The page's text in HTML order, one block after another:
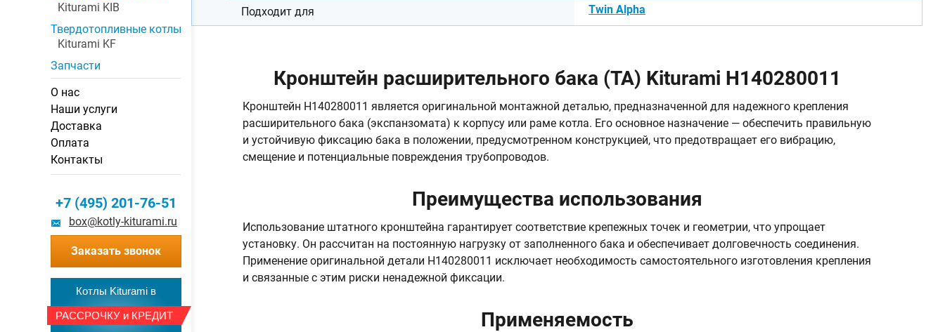
Подходит для Twin Alpha
Кронштейн расширительного бака (TA) Kiturami H140280011
Кронштейн H140280011 является оригинальной монтажной деталью, предназначенной для надежного крепления
расширительного бака (экспанзомата) к корпусу или раме котла. Его основное назначение — обеспечить правильную
и устойчивую фиксацию бака в положении, предусмотренном конструкцией, что предотвращает его вибрацию,
смещение и потенциальные повреждения трубопроводов.
Преимущества использования
Использование штатного кронштейна гарантирует соответствие крепежных точек и геометрии, что упрощает
установку. Он рассчитан на постоянную нагрузку от заполненного бака и обеспечивает долговечность соединения.
Применение оригинальной детали H140280011 исключает необходимость самостоятельного изготовления крепления
и связанные с этим риски ненадежной фиксации.
Применяемость
Kiturami KIB
Твердотопливные котлы
Kiturami KF
Запчасти
О нас
Наши услуги
Доставка
Оплата
Контакты
+7 (495) 201-76-51
box@kotly-kiturami.ru
Заказать звонок
Котлы Kiturami в
РАССРОЧКУ и КРЕДИТ